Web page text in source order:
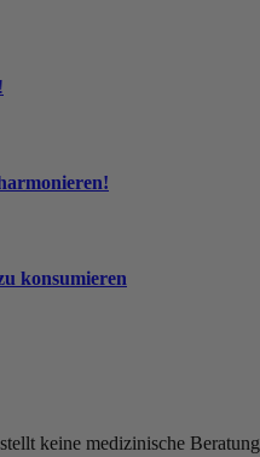
konsumieren
keine medizinische